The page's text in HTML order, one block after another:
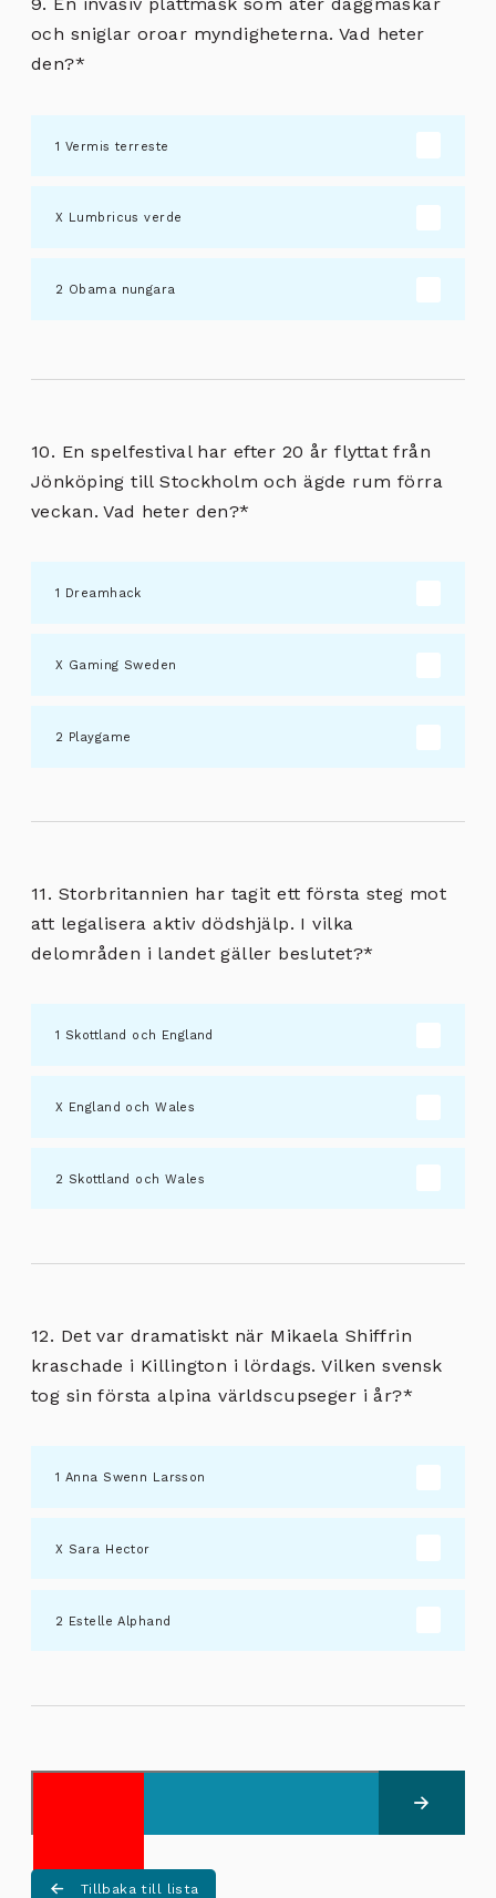
9. En invasiv plattmask som äter daggmaskar
och sniglar oroar myndigheterna. Vad heter
den?*
Vermis terreste
Lumbricus verde
Obama nungara
10. En spelfestival har efter 20 år flyttat från
Jönköping till Stockholm och ägde rum förra
veckan. Vad heter den?*
Dreamhack
Gaming Sweden
Playgame
11. Storbritannien har tagit ett första steg mot
att legalisera aktiv dödshjälp. I vilka
delområden i landet gäller beslutet?*
Skottland och England
England och Wales
Skottland och Wales
12. Det var dramatiskt när Mikaela Shiffrin
kraschade i Killington i lördags. Vilken svensk
tog sin första alpina världscupseger i år?*
Anna Swenn Larsson
Sara Hector
Estelle Alphand
Tillbaka till lista